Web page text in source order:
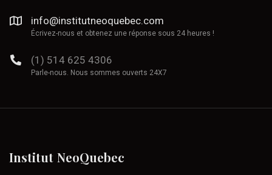
info@institutneoquebec.com
Écrivez-nous et obtenez une réponse sous 24 heures !
(1) 514 625 4306
Parle-nous. Nous sommes ouverts 24X7
Institut NeoQuebec